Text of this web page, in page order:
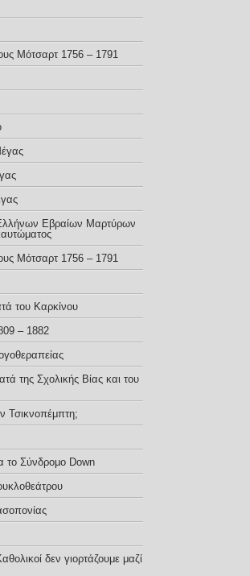
Μότσαρτ 1756 – 1791
Εβραίων Μαρτύρων
Μότσαρτ 1756 – 1791
του Καρκίνου
– 1882
της Σχολικής Βίας και του
Τσικνοπέμπτη;
το Σύνδρομο Down
δεν γιορτάζουμε μαζί